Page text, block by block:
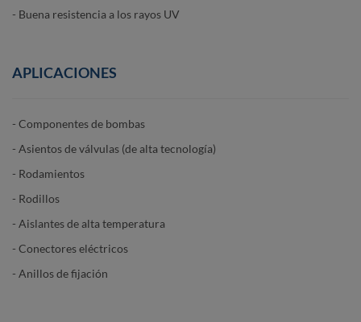
- Buena resistencia a los rayos UV
APLICACIONES
- Componentes de bombas
- Asientos de válvulas (de alta tecnología)
- Rodamientos
- Rodillos
- Aislantes de alta temperatura
- Conectores eléctricos
- Anillos de fijación